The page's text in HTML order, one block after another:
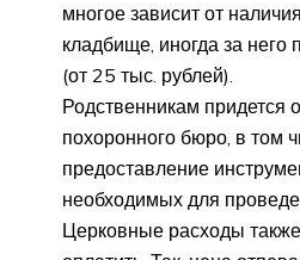
многое зависит от
кладбище, иногда за него
(от 25 тыс. рублей).
Родственникам придется
похоронного бюро, в том
предоставление
необходимых для
Церковные расходы